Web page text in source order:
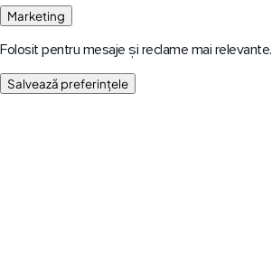
Marketing
Folosit pentru mesaje și reclame mai relevante.
Salvează preferințele